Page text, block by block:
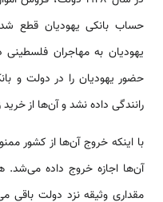
حساب بانکی یهودیان قطع
حضور یهودیان را در دولت و
رانندگی داده نشد و آن‌‌‌‌‌‌‌‌‌‌‌ها از
با اینکه خروج آن‌‌‌‌‌‌‌‌‌‌‌ها از کشور
آن‌‌‌‌‌‌‌‌‌‌‌ها اجازه خروج داده ‌‌‌‌‌‌‌‌‌‌می‌شد.
مقداری وثیقه نزد دولت باقی